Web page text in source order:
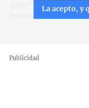
Trucos, técnicas
hecho con cebollas
Publicidad
La acepto, y